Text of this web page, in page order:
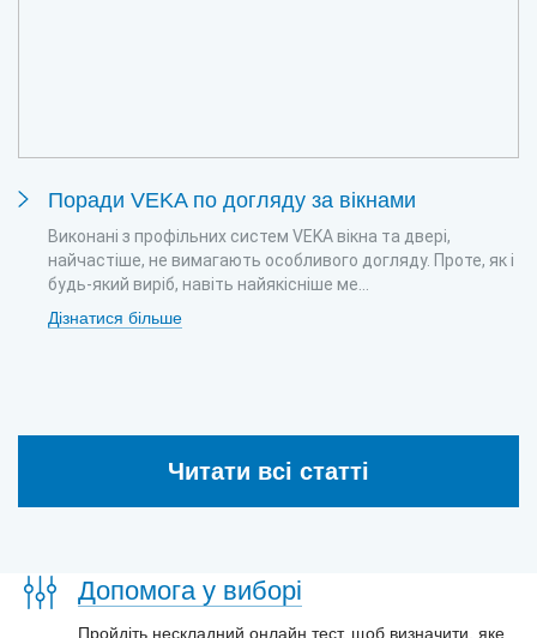
Поради VEKA по догляду за вікнами
Виконані з профільних систем VEKA вікна та двері,
найчастіше, не вимагають особливого догляду. Проте, як і
будь-який виріб, навіть найякісніше ме...
Дізнатися більше
Читати всі статті
Допомога у виборі
Пройдіть нескладний онлайн тест, щоб визначити, яке